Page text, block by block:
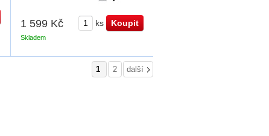
1 599 Kč ks
Skladem
1 2 další